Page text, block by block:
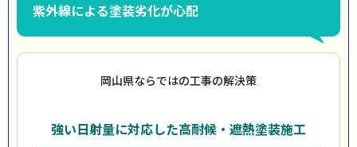
紫外線による塗装劣化が心配
岡山県ならではの工事の解決策
強い日射量に対応した高耐候・遮熱塗装施工